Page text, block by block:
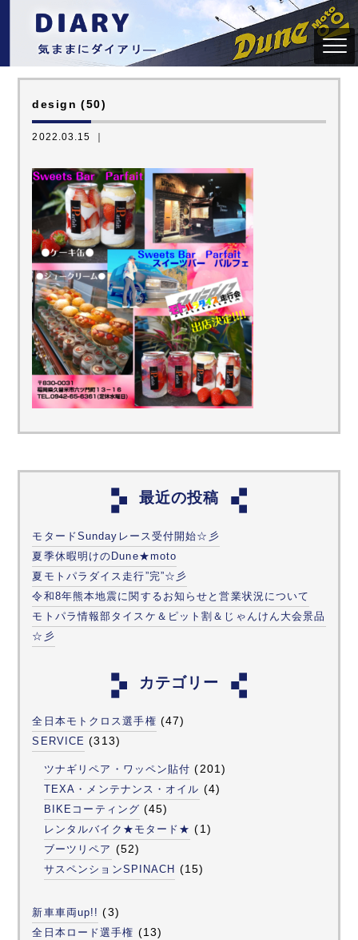
design (50)
2022.03.15 ｜
最近の投稿
モタードSundayレース受付開始☆彡
夏季休暇明けのDune★moto
夏モトパラダイス走行”完”☆彡
令和8年熊本地震に関するお知らせと営業状況について
モトパラ情報部タイスケ＆ピット割＆じゃんけん大会景品
☆彡
カテゴリー
全日本モトクロス選手権 (47)
SERVICE (313)
ツナギリペア・ワッペン貼付 (201)
TEXA・メンテナンス・オイル (4)
BIKEコーティング (45)
レンタルバイク★モタード★ (1)
ブーツリペア (52)
サスペンションSPINACH (15)
新車車両up!! (3)
全日本ロード選手権 (13)